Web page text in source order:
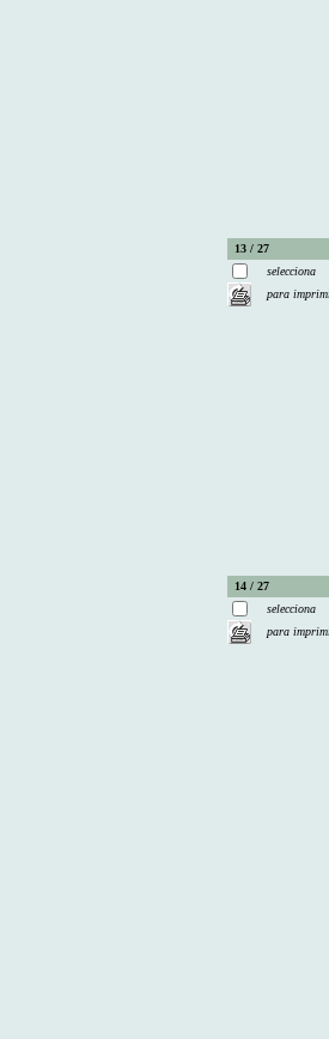
13 / 27
selecciona
para
14 / 27
selecciona
para